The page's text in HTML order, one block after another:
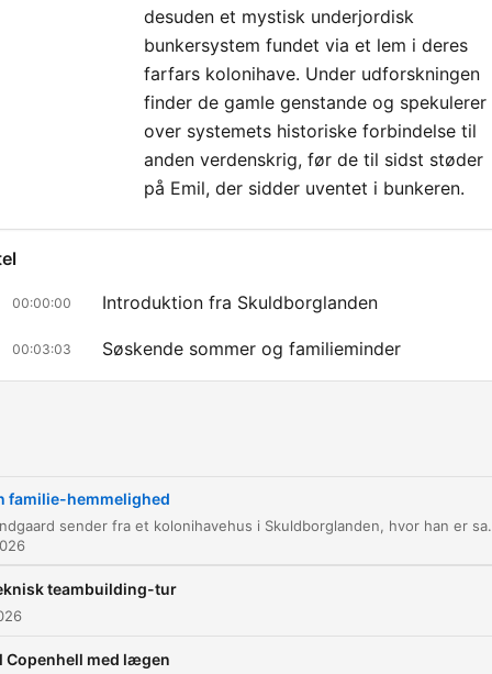
desuden et mystisk underjordisk
bunkersystem fundet via et lem i deres
farfars kolonihave. Under udforskningen
finder de gamle genstande og spekulerer
over systemets historiske forbindelse til
anden verdenskrig, før de til sidst støder
på Emil, der sidder uventet i bunkeren.
00:00:00 Introduktion fra Skuldborglanden
00:03:03 Søskende sommer og familieminder
00:40:11 Mødet med Emil i bunkeren
Det er fra et familie sommerhus, eller hvad skal man
familie-hemmelighed
Claus Bundgaard sender fra et kolonihavehus i Skuldborglanden, hvor han er samlet med sine søskende til en
teambuilding-tur
Copenhell med lægen